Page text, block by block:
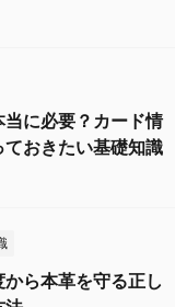
に必要？カード情
おきたい基礎知識
ら本革を守る正し